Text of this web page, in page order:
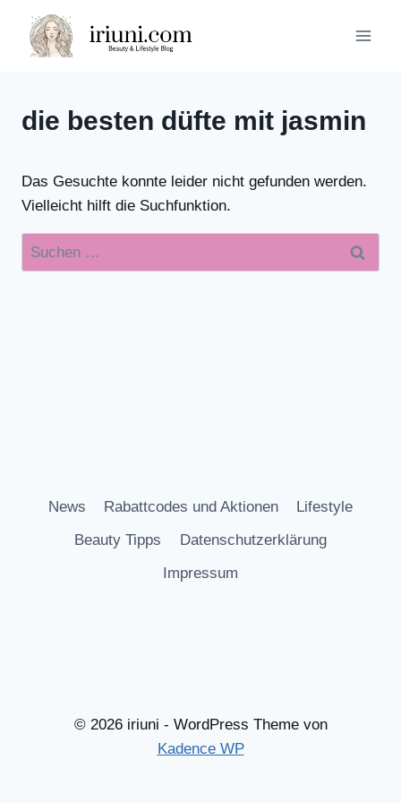
Inhalt
springen
die besten düfte mit jasmin
Das Gesuchte konnte leider nicht gefunden werden.
Vielleicht hilft die Suchfunktion.
Suchen
nach:
News Rabattcodes und Aktionen
Lifestyle
Beauty Tipps
Datenschutzerklärung
Impressum
© 2026 iriuni - WordPress Theme von
Kadence WP